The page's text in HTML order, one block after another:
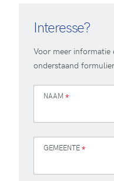
Interesse?
Voor meer
onderstaand
NAAM *
GEMEENTE*